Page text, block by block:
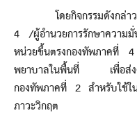
โดยกิจกรรมดังกล่าวจั
4 /ผู้อำนวยการรักษาความ
หน่วยขึ้นตรงกองทัพภาคที่
พยาบาลในพื้นที่ เพื่อส่งต่อ
กองทัพภาคที่ 2 สำหรับใช้ใ
ภาวะวิกฤต